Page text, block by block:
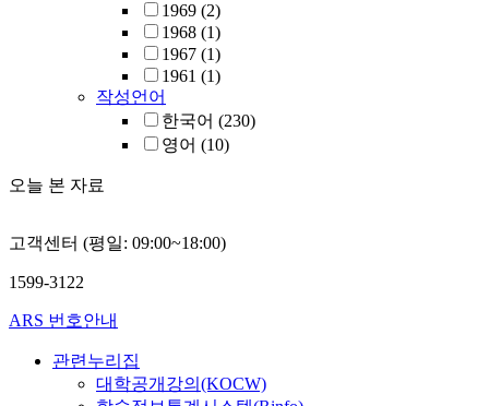
1969 (2)
1968 (1)
1967 (1)
1961 (1)
작성언어
한국어 (230)
영어 (10)
오늘 본 자료
고객센터 (평일: 09:00~18:00)
1599-3122
ARS 번호안내
관련누리집
대학공개강의(KOCW)